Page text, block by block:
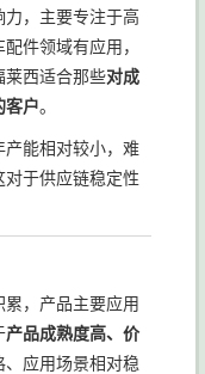
力，主要专注于高
件领域有应用，
莱西适合那些对成
客户。
产能相对较小，难
于供应链稳定性
，产品主要应用
产品成熟度高、价
、应用场景相对稳